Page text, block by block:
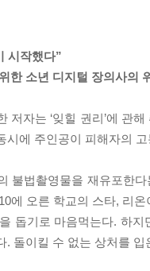
시작했다”
한 소년 디지털 장의사의
저자는 ‘잊힐 권리’에 관
시에 주인공이 피해자의
불법촬영물을 재유포한
에 오른 학교의 스타, 리
돕기로 마음먹는다. 하
. 돌이킬 수 없는 상처를